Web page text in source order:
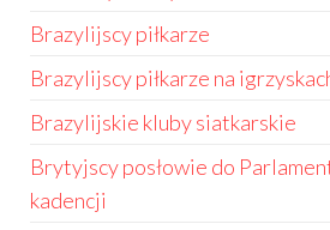
Brazylijscy piłkarze
Brazylijscy piłkarze na
Brazylijskie kluby siatkarskie
Brytyjscy posłowie do
kadencji